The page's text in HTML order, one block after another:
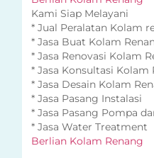
Kami Siap Melayani
* Jual Peralatan Kolam
* Jasa Buat Kolam
* Jasa Renovasi Kolam
* Jasa Konsultasi Kolam
* Jasa Desain Kolam
* Jasa Pasang Instalasi
* Jasa Pasang Pompa
* Jasa Water Treatment
Berlian Kolam Renang